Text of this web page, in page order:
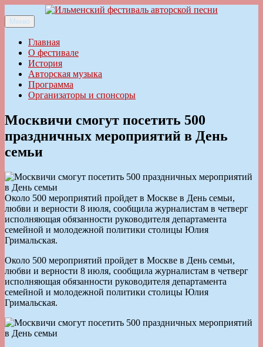
к
содержимому
Ильменский фестиваль авторской песни
Меню
Главная
О фестивале
История
Авторская музыка
Программа
Организаторы и спонсоры
Москвичи смогут посетить 500
праздничных мероприятий в День
семьи
Около 500 мероприятий пройдет в Москве в День семьи,
любви и верности 8 июля, сообщила журналистам в четверг
исполняющая обязанности руководителя департамента
семейной и молодежной политики столицы Юлия
Гримальская.
Около 500 мероприятий пройдет в Москве в День семьи,
любви и верности 8 июля, сообщила журналистам в четверг
исполняющая обязанности руководителя департамента
семейной и молодежной политики столицы Юлия
Гримальская.